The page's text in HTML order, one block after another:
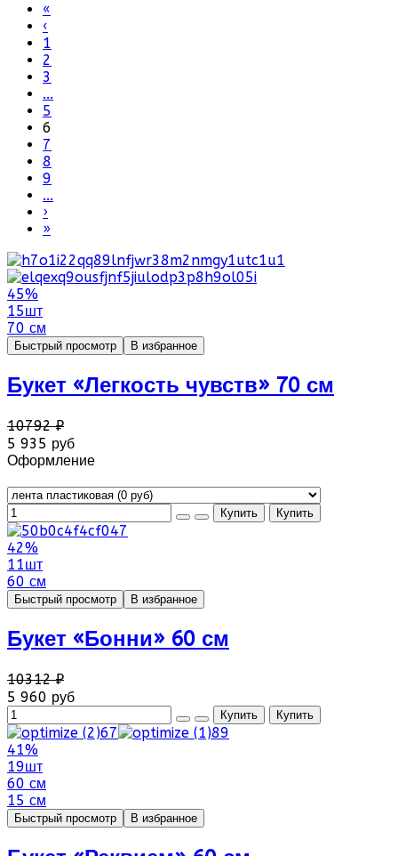
«
‹
1
2
3
...
5
6
7
8
9
...
›
»
45%
15шт
70 см
Быстрый просмотр В избранное
Букет «Легкость чувств» 70 см
10792 ₽
5 935 руб
Оформление
42%
11шт
60 см
Быстрый просмотр В избранное
Букет «Бонни» 60 см
10312 ₽
5 960 руб
41%
19шт
60 см
15 см
Быстрый просмотр В избранное